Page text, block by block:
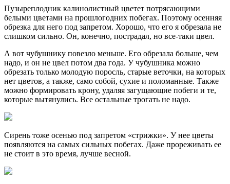
Пузыреплодник калинолистный цветет потрясающими
белыми цветами на прошлогодних побегах. Поэтому осенняя
обрезка для него под запретом. Хорошо, что его я обрезала не
слишком сильно. Он, конечно, пострадал, но все-таки цвел.
А вот чубушнику повезло меньше. Его обрезала больше, чем
надо, и он не цвел потом два года. У чубушника можно
обрезать только молодую поросль, старые веточки, на которых
нет цветов, а также, само собой, сухие и поломанные. Также
можно формировать крону, удаляя загущающие побеги и те,
которые вытянулись. Все остальные трогать не надо.
Сирень тоже осенью под запретом «стрижки». У нее цветы
появляются на самых сильных побегах. Даже прореживать ее
не стоит в это время, лучше весной.